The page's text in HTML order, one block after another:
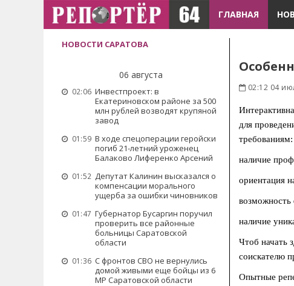
ГЛАВНАЯ
НОВОСТИ САРАТОВА
06 августа
02:06 Инвестпроект: в
Екатериновском районе за 500
млн рублей возводят крупяной
завод
01:59 В ходе спецоперации геройски
погиб 21-летний уроженец
Балаково Лиференко Арсений
01:52 Депутат Калинин высказался о
компенсации морального
ущерба за ошибки чиновников
01:47 Губернатор Бусаргин поручил
проверить все районные
больницы Саратовской
области
01:36 С фронтов СВО не вернулись
домой живыми еще бойцы из 6
МР Саратовской области
02:12 04
для
требованиям:
наличие
ориентация
возможность
наличие
Чтоб начать
соискателю
Опытные